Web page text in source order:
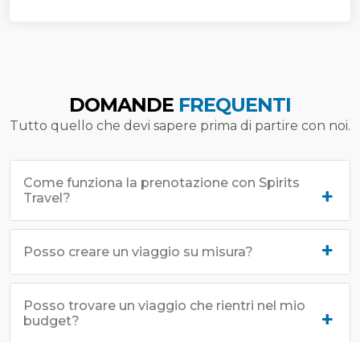
DOMANDE FREQUENTI
Tutto quello che devi sapere prima di partire con noi.
Come funziona la prenotazione con Spirits
Travel?
Posso creare un viaggio su misura?
Posso trovare un viaggio che rientri nel mio
budget?